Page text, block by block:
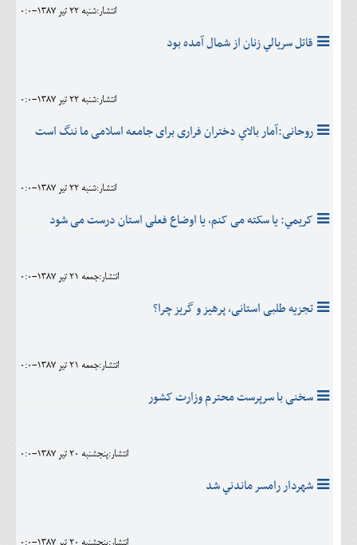
انتشار:شنبه 22 تير 1387-0:0
قاتل سريالي زنان از شمال آمده بود
انتشار:شنبه 22 تير 1387-0:0
روحانی:آمار بالاي دختران فراری برای جامعه اسلامی ما ننگ است
انتشار:شنبه 22 تير 1387-0:0
کريمي: یا سکته می کنم، یا اوضاع فعلی استان درست می شود
انتشار:جمعه 21 تير 1387-0:0
تجزیه طلبی استانی، پرهیز و گریز چرا؟
انتشار:جمعه 21 تير 1387-0:0
سخنی با سرپرست محترم وزارت کشور
انتشار:پنجشنبه 20 تير 1387-0:0
شهردار رامسر ماندني شد